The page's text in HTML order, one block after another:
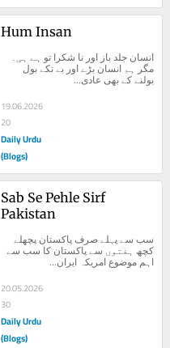
Hum Insan
مگر ہم انسان بڑے اور بے تکے بول
بولنے کے بھی عادی...
19.06.2026
20
Daily Urdu
(Blogs)
Sab Se Pehle Sirf
Pakistan
اہم موضوع امریکہ ایران...
20.05.2026
30
Daily Urdu
(Blogs)